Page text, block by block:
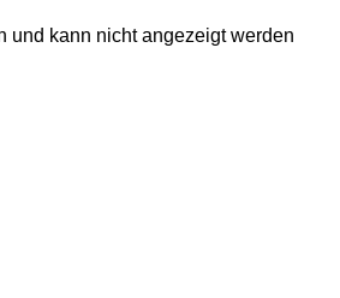
und kann nicht angezeigt werden